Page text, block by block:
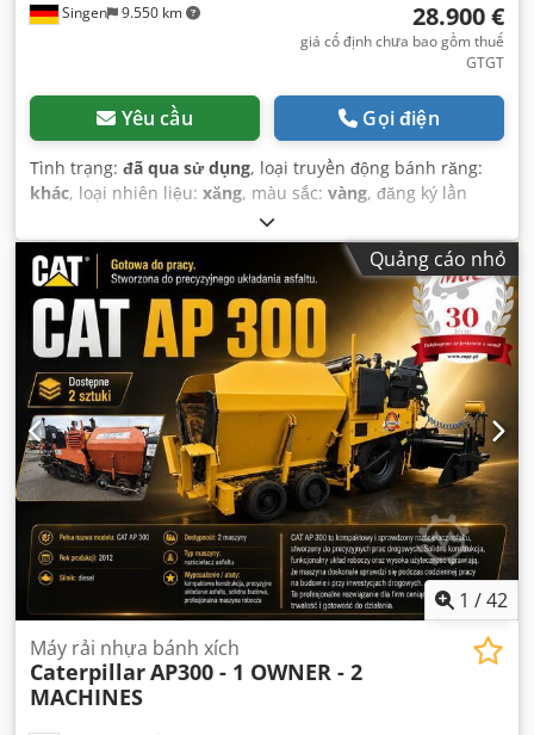
Singen 9.550 km 28.900 €
giá cố định chưa bao gồm thuế
GTGT
Yêu cầu Gọi điện
Tình trạng: đã qua sử dụng, loại truyền động bánh răng:
khác, loại nhiên liệu: xăng, màu sắc: vàng, đăng ký lần
, hạng mục khí thải:
khác, Năm sản xuất:2013, giờ hoạt động:3.700 h, cabin
lái:khác Quảng cáo nhỏ
1 /42
Máy rải nhựa bánh xích
CaterpillarAP300 - 1 OWNER - 2
MACHINES